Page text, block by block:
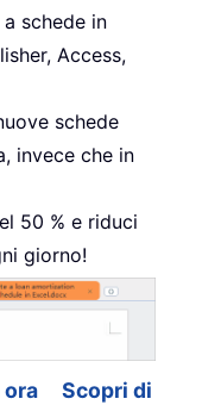
schede in
Access,
schede
invece che in
50 % e riduci
giorno!
Scopri di